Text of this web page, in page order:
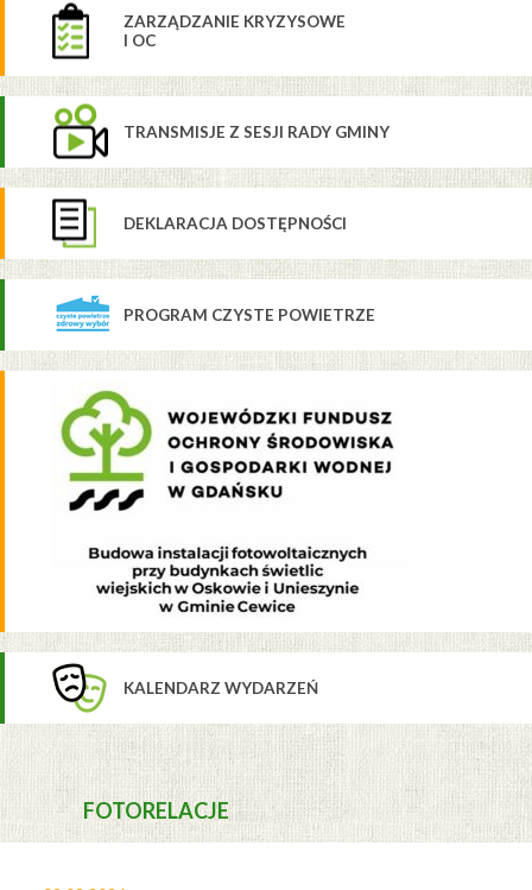
ZARZĄDZANIE KRYZYSOWE
I OC
TRANSMISJE Z SESJI RADY GMINY
DEKLARACJA DOSTĘPNOŚCI
PROGRAM CZYSTE POWIETRZE
KALENDARZ WYDARZEŃ
FOTORELACJE